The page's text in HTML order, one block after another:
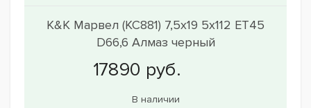
K&K Марвел (КС881) 7,5x19 5x112 ET45
D66,6 Алмаз черный
В наличии